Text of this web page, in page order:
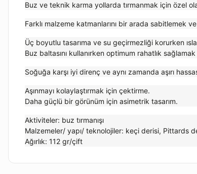
Buz ve teknik karma yollarda tırmanmak için özel
Farklı malzeme katmanlarını bir arada sabitlemek
Üç boyutlu tasarıma ve su geçirmezliği korurken
Buz baltasını kullanırken optimum rahatlık
Soğuğa karşı iyi direnç ve aynı zamanda aşırı
Aşınmayı kolaylaştırmak için çektirme.
Daha güçlü bir görünüm için asimetrik tasarım.
Aktiviteler: buz tırmanışı
Malzemeler/ yapı/ teknolojiler: keçi derisi, Pittards
Ağırlık: 112 gr/çift